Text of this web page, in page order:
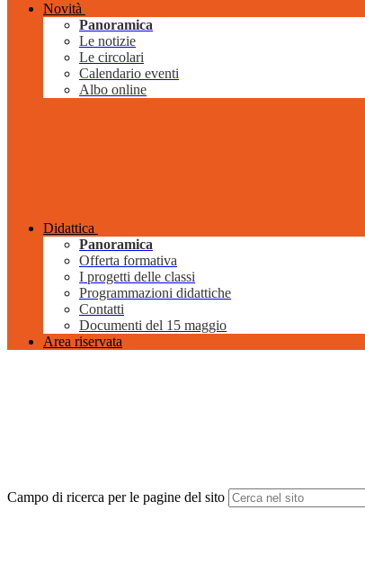
Novità
Panoramica
Le notizie
Le circolari
Calendario eventi
Albo online
Didattica
Panoramica
Offerta formativa
I progetti delle classi
Programmazioni didattiche
Contatti
Documenti del 15 maggio
Area riservata
Campo di ricerca per le pagine del sito